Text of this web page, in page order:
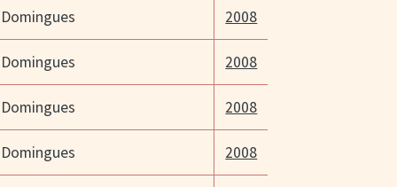
2008
2008
2008
2008